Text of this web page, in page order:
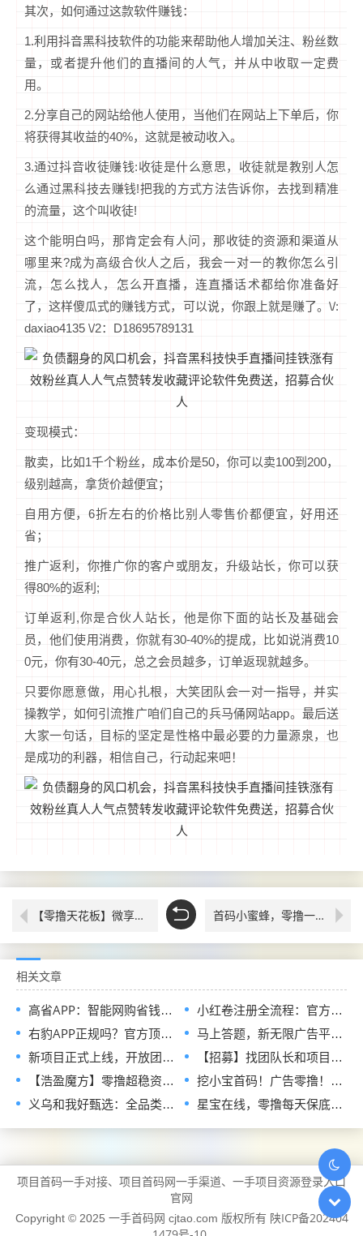
其次，如何通过这款软件赚钱：
1.利用抖音黑科技软件的功能来帮助他人增加关注、粉丝数
量，或者提升他们的直播间的人气，并从中收取一定费
用。
2.分享自己的网站给他人使用，当他们在网站上下单后，你
将获得其收益的40%，这就是被动收入。
3.通过抖音收徒赚钱:收徒是什么意思，收徒就是教别人怎
么通过黑科技去赚钱!把我的方式方法告诉你，去找到精准
的流量，这个叫收徒!
这个能明白吗，那肯定会有人问，那收徒的资源和渠道从
哪里来?成为高级合伙人之后，我会一对一的教你怎么引
流，怎么找人，怎么开直播，连直播话术都给你准备好
了，这样傻瓜式的赚钱方式，可以说，你跟上就是赚了。\/:
daxiao4135 \/2：D18695789131
变现模式：
散卖，比如1千个粉丝，成本价是50，你可以卖100到200，
级别越高，拿货价越便宜；
自用方便，6折左右的价格比别人零售价都便宜，好用还
省；
推广返利，你推广你的客户或朋友，升级站长，你可以获
得80%的返利;
订单返利,你是合伙人站长，他是你下面的站长及基础会
员，他们使用消费，你就有30-40%的提成，比如说消费10
0元，你有30-40元，总之会员越多，订单返现就越多。
只要你愿意做，用心扎根，大笑团队会一对一指导，并实
操教学，如何引流推广咱们自己的兵马俑网站app。最后送
大家一句话，目标的坚定是性格中最必要的力量源泉，也
是成功的利器，相信自己，行动起来吧！
【零撸天花板】微享集推客火爆招募！无门槛躺赚，羊毛攻略来了！ 首码小蜜蜂，零撸一键拉新，团队裂变收益稳定
相关文章
高省APP：智能网购省钱与创收新选择，零门槛解锁双重收益官码
小红卷注册全流程：官方指定邀请码，现在加入即可申请开通顶级代理V5权限
右豹APP正规吗？官方顶配邀请码是多少？短剧小说漫剧网盘推广副业怎么做
马上答题，新无限广告平台全网首发，官方一手直招顶级代理，待遇拉满
新项目正式上线，开放团队长入驻通道，首批扶持政策全面释放
【招募】找团队长和项目方，发单接单一起搞钱
【浩盈魔方】零撸超稳资深平台！看高质量广告赚！收益高！良心推荐
挖小宝首码！广告零撸！对接实力团长待遇顶级！
义乌和我好甄选：全品类链爆商城正式招募兼职诺干名！免费领产品！
星宝在线，零撸每天保底收益不养机
项目首码一手对接、项目首码网一手渠道、一手项目资源登录入口
官网
Copyright © 2025 一手首码网 cjtao.com 版权所有 陕ICP备202404